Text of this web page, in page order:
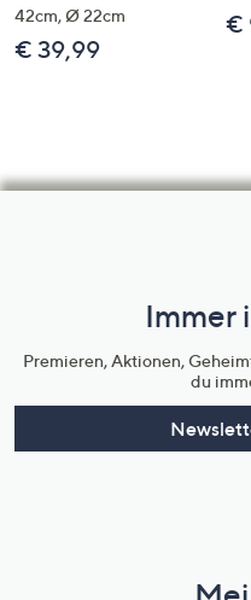
42cm, Ø 22cm
€ 39,99
€
Immer
Premieren, Aktionen,
du